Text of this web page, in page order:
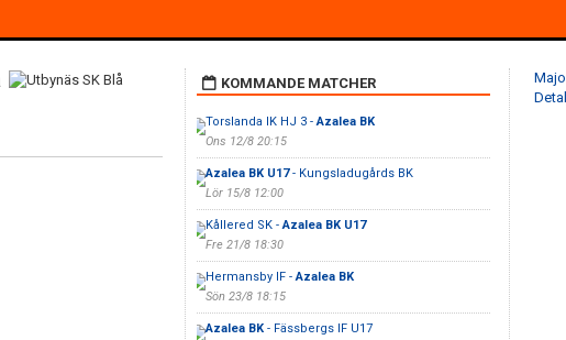
KOMMANDE MATCHER
Torslanda IK HJ 3 -Azalea BK
Ons 12/8 20:15
Azalea BK U17- Kungsladugårds BK
Lör 15/8 12:00
Kållered SK -Azalea BK U17
Fre 21/8 18:30
Hermansby IF -Azalea BK
Sön 23/8 18:15
Azalea BK- Fässbergs IF U17